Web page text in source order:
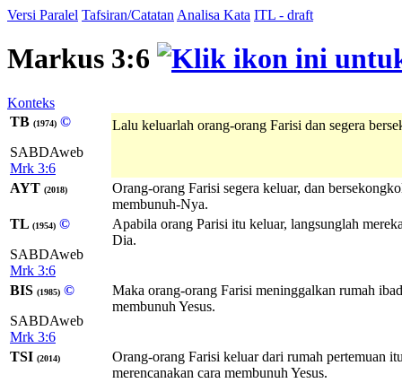
Versi Paralel Tafsiran/Catatan Analisa Kata ITL - draft
Markus 3:6
Konteks
TB (1974) ©
SABDAweb
Mrk 3:6
Lalu keluarlah orang-orang Farisi dan segera
AYT (2018)
Orang-orang Farisi segera keluar, dan
membunuh-Nya.
TL (1954) ©
SABDAweb
Mrk 3:6
Apabila orang Parisi itu keluar, langsunglah
Dia.
BIS (1985) ©
SABDAweb
Mrk 3:6
Maka orang-orang Farisi meninggalkan rumah
membunuh Yesus.
TSI (2014)
Orang-orang Farisi keluar dari rumah pertemuan
merencanakan cara membunuh Yesus.